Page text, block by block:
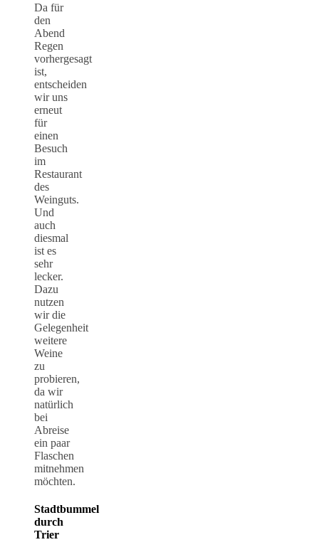
Da für
den
Abend
Regen
vorhergesagt
ist,
entscheiden
wir uns
erneut
für
einen
Besuch
im
Restaurant
des
Weinguts.
Und
auch
diesmal
ist es
sehr
lecker.
Dazu
nutzen
wir die
Gelegenheit
weitere
Weine
zu
probieren,
da wir
natürlich
bei
Abreise
ein paar
Flaschen
mitnehmen
möchten.
Stadtbummel
durch
Trier